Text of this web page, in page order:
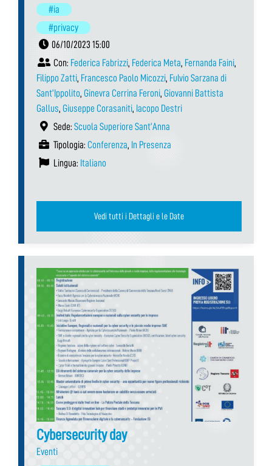
#ia
#privacy
06/10/2023 15:00
Con: Federica Fabrizzi, Federica Meta, Fernanda Faini,
Filippo Zatti, Francesco Paolo Micozzi, Fulvio Sarzana di
Sant’Ippolito, Ginevra Cerrina Feroni, Giovanni Battista
Gallus, Giuseppe Corasaniti, Iacopo Destri
Sede: Scuola Superiore Sant’Anna
Tipologia: Conferenza, In Presenza
Lingua: Italiano
Vedi tutti i Dettagli e le Date
Cybersecurity day
Eventi